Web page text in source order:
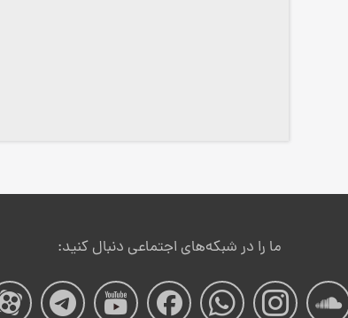
ما را در شبکه‌های اجتماعی دنبال کنید: